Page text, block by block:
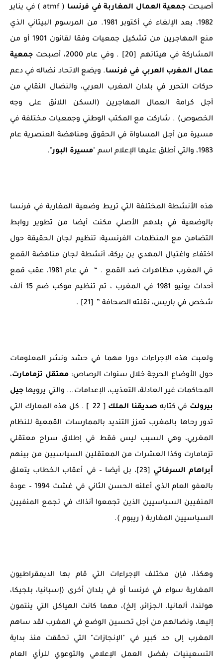
أصبحت جمعية العمال المغاربة في فرنسا
( atmf ) في يناير
1982، بعد الإلغاء في أكتوبر 1981. من المرسوم البيتاني الذي
منع المهاجرين من تشكيل جمعيات وفقا لقانون 1901 أو من
المشاركة في هيئاتهم [20] . وفي عام 2000، أصبحت
جمعية
عمال المغرب العربي في فرنسا. ويضع الاتحاد نضاله في دعم
حركات التحرر في بلدان المغرب العربي، والنضال النقابي من
أجل كرامة العمال المهاجرين (السكن اللائق على وجه
الخصوص) . شاركت مع المكتب الوطني وجمعيات مختلفة في
مسيرة من أجل المساواة في الحقوق ومناهضة العنصرية عام
1983، والتي أطلق عليها الإعلام اسم "
مسيرة البور".
هذه الأنشطة المختلفة التي تربط وضعية المغاربة في فرنسا
بالوضعية في بلدهم الأصلي مكنت أيضا من تطوير روابط
التضامن مع المنظمات الفرنسية: تنظيم لجان الحقيقة حول
اختفاء واغتيال المهدي بن بركة، أنشطة لجان مناهضة القمع
في المغرب مظاهرات ضد القمع . “ في عام 1981، عقب قمع
أحداث يونيو 1981 في المغرب ، تم تنظيم موكب ضم 15 ألف
شخص في باريس، نقلته الصحافة ” [21] .
ولعبت هذه الإجراءات دورا مهما في حشد ونشر المعلومات
حول الأوضاع الحرجة خلال سنوات الرصاص:معتقل تزمامارت،
المحاكمات غير العادلة، التعذيب، الإعدامات... والتي يرويها جيل
بيرولت في كتابه صديقنا الملك
[ 22 ] . كل هذه المعارك التي
تدور رحاها بالمغرب تعزز التنديد بالممارسات القمعية للنظام
المغربي، وهي السبب ليس فقط في إطلاق سراح معتقلي
تزمامارت وكذا العشرات من المعتقلين السياسيين من بينهم
أبراهام السرفاتي
[23]، بل أيضا – في أعقاب الخطاب يتعلق
بالعفو العام الذي أعلنه الحسن الثاني في غشت 1994 – عودة
المنفيين السياسيين الذين تجمعوا آنذاك في تجمع المنفيين
السياسيين المغاربة ( ريبوم ).
وهكذا، فإن مختلف الإجراءات التي قام بها الديمقراطيون
المغاربة سواء في فرنسا أو في بلدان أخرى (إسبانيا، بلجيكا،
هولندا، ألمانيا، الجزائر، إلخ)، مهما كانت الهياكل التي ينتمون
إليها، ونضالهم من أجل تحسين الوضع في المغرب لقد ساهم
المغرب إلى حد كبير في "الإنجازات" التي تحققت منذ بداية
التسعينيات بفضل العمل الإعلامي والتوعوي للرأي العام